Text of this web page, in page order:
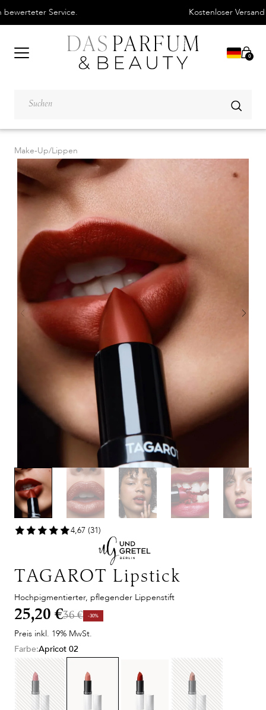
0
Make-Up/Lippen
4,67 (31)
TAGAROT Lipstick
Hochpigmentierter, pflegender Lippenstift
25,20 €36 € -30%
Preis inkl. 19% MwSt.
Farbe:Apricot 02